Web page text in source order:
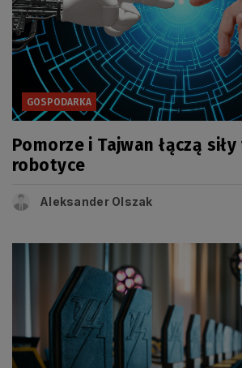
GOSPODARKA
Pomorze i Tajwan łączą siły
robotyce
Aleksander Olszak